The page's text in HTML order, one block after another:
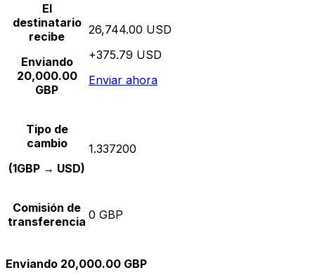
El
destinatario
recibe
Enviando
20,000.00
GBP
26,744.00 USD
+375.79 USD
Enviar ahora
Tipo de
cambio
(1GBP → USD)
1.337200
Comisión de
transferencia 0 GBP
Enviando 20,000.00 GBP